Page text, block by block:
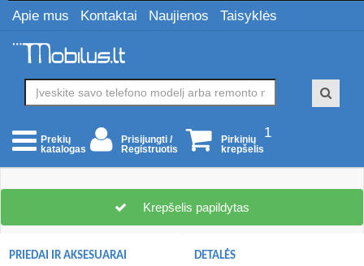
Apie mus Kontaktai Naujienos Taisyklės
Prekių
katalogas
Prisijungti /
Registruotis
1
Pirkinių
krepšelis
Krepšelis papildytas
PRIEDAI IR AKSESUARAI DETALĖS